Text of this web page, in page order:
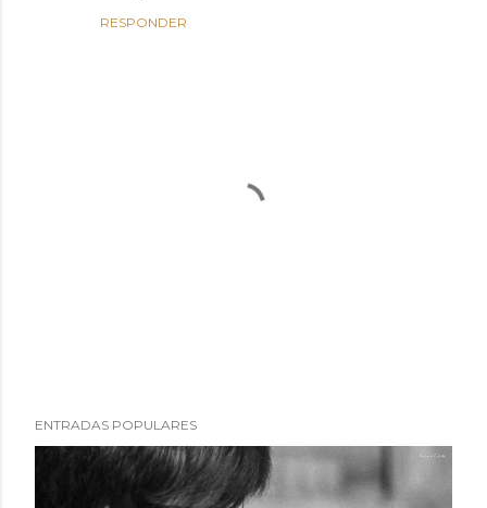
RESPONDER
u
ENTRADAS POPULARES